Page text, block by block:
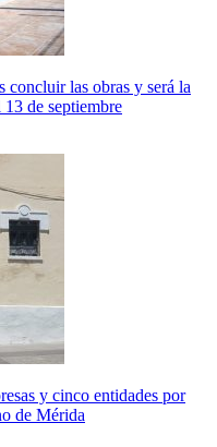
concluir las obras y será la
13 de septiembre
y cinco entidades por
de Mérida